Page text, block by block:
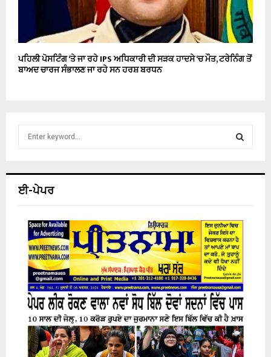
ਪਹਿਲੀ ਪੋਸਟਿੰਗ ‘ਤੇ ਜਾ ਰਹੇ IPS ਅਧਿਕਾਰੀ ਦੀ ਸੜਕ ਹਾਦਸੇ ‘ਚ ਮੌਤ, ਟਰੇਨਿੰਗ ਤੋਂ
ਬਾਅਦ ਚਾਰਜ ਸੰਭਾਲਣ ਜਾ ਰਹੇ ਸਨ ਹਰਸ਼ ਬਰਧਨ
h
C
H
ਈ-ਪੇਪਰ